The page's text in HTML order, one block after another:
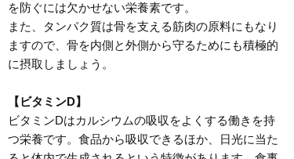
を防ぐには欠かせない栄養素です。
また、タンパク質は骨を支える筋肉の原料にもなり
ますので、骨を内側と外側から守るためにも積極的
に摂取しましょう。
【ビタミンD】
ビタミンDはカルシウムの吸収をよくする働きを持
つ栄養です。食品から吸収できるほか、日光に当た